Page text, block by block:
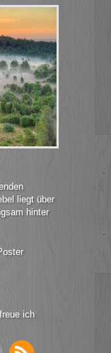
liegt über
hinter
ich